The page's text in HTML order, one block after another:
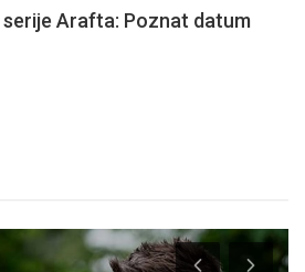
Arafta: Poznat datum